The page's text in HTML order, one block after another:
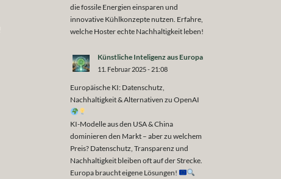
die fossile Energien einsparen und
innovative Kühlkonzepte nutzen. Erfahre,
welche Hoster echte Nachhaltigkeit leben!
Künstliche Inteligenz aus Europa
11. Februar 2025 - 21:08
Europäische KI: Datenschutz,
Nachhaltigkeit & Alternativen zu OpenAI
KI-Modelle aus den USA & China
dominieren den Markt – aber zu welchem
Preis? Datenschutz, Transparenz und
Nachhaltigkeit bleiben oft auf der Strecke.
Europa braucht eigene Lösungen!